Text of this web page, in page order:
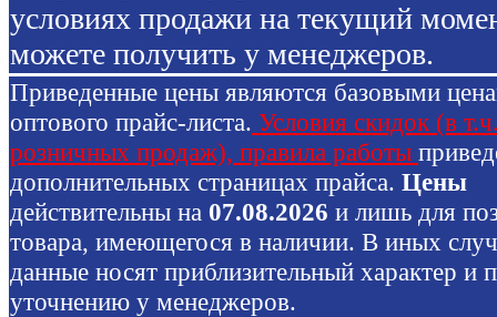
условиях продажи на текущий
можете получить у менеджеров.
Приведенные цены являются базовыми
оптового прайс-листа. Условия скидок (в
розничных продаж), правила работы
дополнительных страницах прайса. Цены
действительны на 07.08.2026 и лишь для
товара, имеющегося в наличии. В иных
данные носят приблизительный характер и
уточнению у менеджеров.